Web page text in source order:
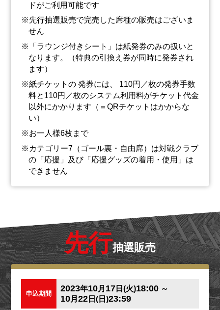
ドがご利用可能です
先行抽選販売で完売した席種の販売はございま
せん
「ラウンジ付きシート」は紙発券のみの扱いと
なります。（特典の引換え券が同時に発券され
ます）
紙チケットの 発券には、 110円／枚の発券手数
料と110円／枚のシステム利用料がチケット代金
以外にかかります（＝QRチケットはかからな
い）
お一人様6枚まで
カテゴリー7（ゴール裏・自由席）は対戦クラブ
の「応援」及び「応援グッズの着用・使用」は
できません
先行抽選販売
申込期間
2023年10月 17日(火)18:00～
10月 22日(日)23:59